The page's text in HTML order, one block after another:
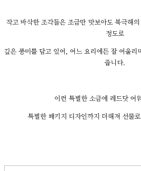
작고 바삭한 조각들은 조금만 맛보아도 북극해
정도로
깊은 풍미를 담고 있어, 어느 요리에든 잘 어울리
줍니다.
이런 특별한 소금에 레드닷 어
특별한 패키지 디자인까지 더해져 선물